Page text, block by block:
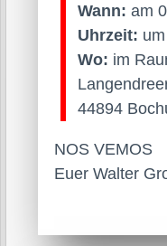
Wann: am
Uhrzeit:
Wo: im
44894
NOS VEMOS
Euer Walter